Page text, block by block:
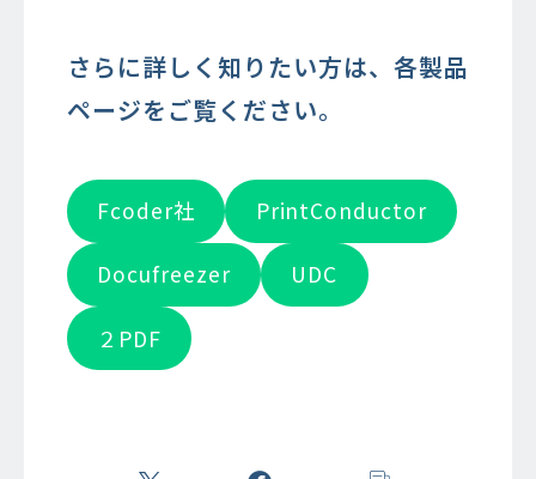
さらに詳しく知りたい方は、各製品
ページをご覧ください。
Fcoder社 PrintConductor
Docufreezer UDC
２PDF